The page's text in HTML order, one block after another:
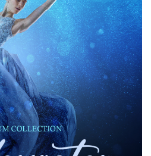
رجاء اختر
Free Photoshop Overlay #27
Overlay